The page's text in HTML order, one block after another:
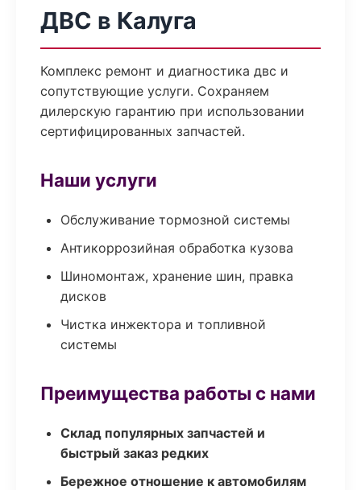
ДВС в Калуга
Комплекс ремонт и диагностика двс и
сопутствующие услуги. Сохраняем
дилерскую гарантию при использовании
сертифицированных запчастей.
Наши услуги
Обслуживание тормозной системы
Антикоррозийная обработка кузова
Шиномонтаж, хранение шин, правка
дисков
Чистка инжектора и топливной
системы
Преимущества работы с нами
Склад популярных запчастей и
быстрый заказ редких
Бережное отношение к автомобилям